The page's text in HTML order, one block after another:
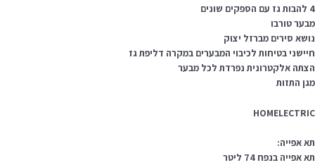
שונים
טורבו
סירים מברזל יצוק
בטיחות לכיבוי המבערים במקרה דליפת גז
אלקטרונית נפרדת לכל מבער
התזות
אפייה:
אפייה בנפח 74 ליטר